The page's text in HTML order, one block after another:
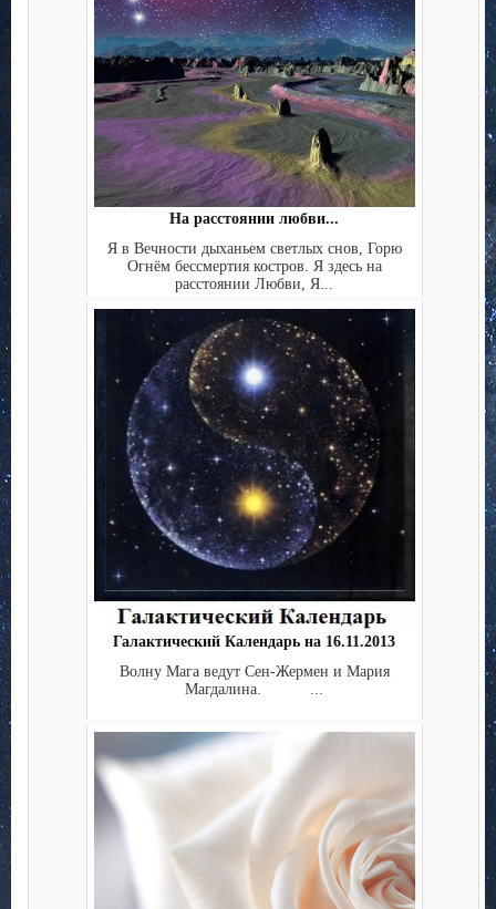
На расстоянии любви...
Я в Вечности дыханьем светлых снов, Горю
Огнём бессмертия костров. Я здесь на
расстоянии Любви, Я...
Галактический Календарь на 16.11.2013
Волну Мага ведут Сен-Жермен и Мария
Магдалина. ...